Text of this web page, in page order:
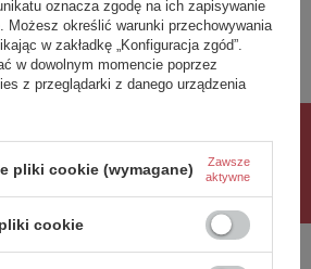
OKAZJA
NESTA GUNMETAL
BRUSHED stały U 50x140
szkło czyste 8mm Active
oznacza zgodę na ich zapisywanie
Możesz określić warunki przechowywania
w zakładkę „Konfiguracja zgód”.
w dowolnym momencie poprzez
z przeglądarki z danego urządzenia
pliki cookie (wymagane)
Zawsze
aktywne
cookie